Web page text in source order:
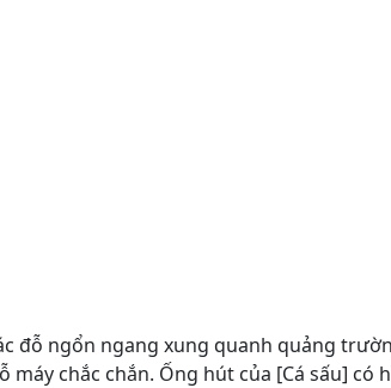
đỗ ngổn ngang xung quanh quảng
máy chắc chắn. Ống hút của [Cá sấu]